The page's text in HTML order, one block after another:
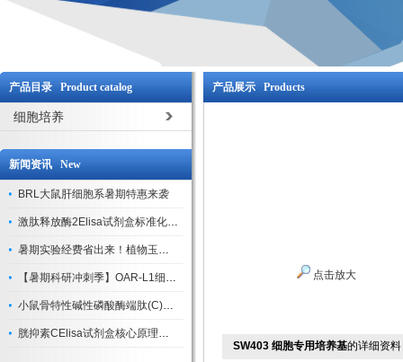
产品目录 Product catalog
细胞培养
新闻资讯 New
BRL大鼠肝细胞系暑期特惠来袭
激肽释放酶2Elisa试剂盒标准化实验操作与质控体系解析
暑期实验经费省出来！植物玉米索核苷（ZR ）elisa酶联免疫试剂盒
【暑期科研冲刺季】OAR-L1细胞专用培养基特惠，助力实验高效突破
小鼠骨特性碱性磷酸酶端肽(C)elisa试剂盒大促，骨科研人速囤
胱抑素CElisa试剂盒核心原理、产品特性与全流程操作规范详解
产品展示 Products
点击放大
SW403 细胞专用培养基的详细资